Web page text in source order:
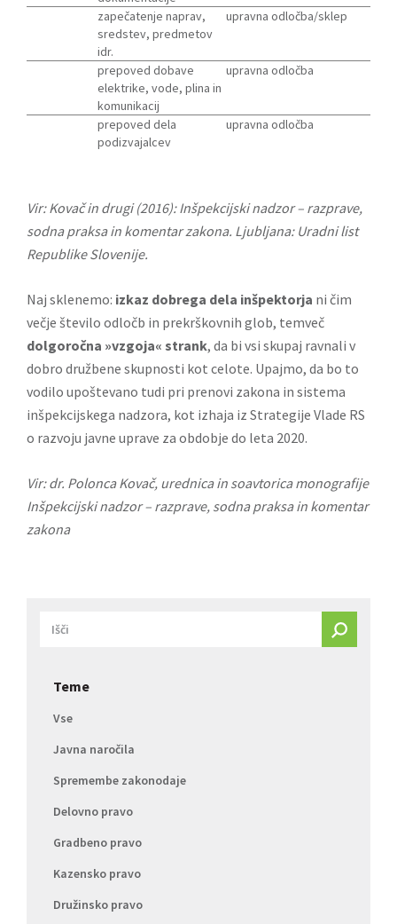
zapečatenje naprav,
sredstev, predmetov
idr.
upravna odločba/sklep
prepoved dobave
elektrike, vode, plina in
komunikacij
upravna odločba
prepoved dela
podizvajalcev
upravna odločba
Vir: Kovač in drugi (2016): Inšpekcijski nadzor – razprave,
sodna praksa in komentar zakona. Ljubljana: Uradni list
Republike Slovenije.
Naj sklenemo: izkaz dobrega dela inšpektorja ni čim
večje število odločb in prekrškovnih glob, temveč
dolgoročna »vzgoja« strank, da bi vsi skupaj ravnali v
dobro družbene skupnosti kot celote. Upajmo, da bo to
vodilo upoštevano tudi pri prenovi zakona in sistema
inšpekcijskega nadzora, kot izhaja iz Strategije Vlade RS
o razvoju javne uprave za obdobje do leta 2020.
Vir: dr. Polonca Kovač, urednica in soavtorica monografije
Inšpekcijski nadzor – razprave, sodna praksa in komentar
zakona
Teme
Vse
Javna naročila
Spremembe zakonodaje
Delovno pravo
Gradbeno pravo
Kazensko pravo
Družinsko pravo